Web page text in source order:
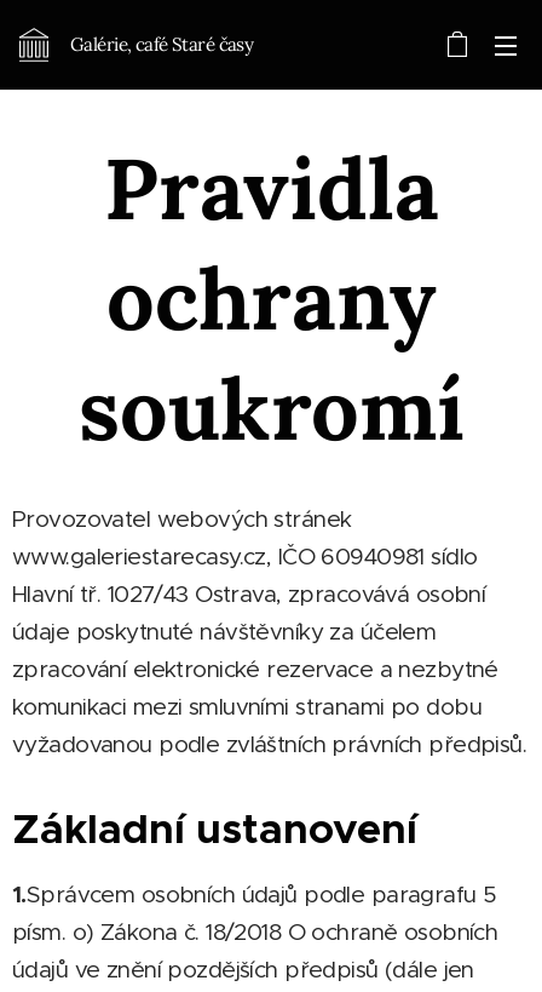
Galérie, café Staré časy
Pravidla
ochrany
soukromí
Provozovatel webových stránek
www.galeriestarecasy.cz, IČO 60940981 sídlo
Hlavní tř. 1027/43 Ostrava, zpracovává osobní
údaje poskytnuté návštěvníky za účelem
zpracování elektronické rezervace a nezbytné
komunikaci mezi smluvními stranami po dobu
vyžadovanou podle zvláštních právních předpisů.
Základní ustanovení
1.Správcem osobních údajů podle paragrafu 5
písm. o) Zákona č. 18/2018 O ochraně osobních
údajů ve znění pozdějších předpisů (dále jen